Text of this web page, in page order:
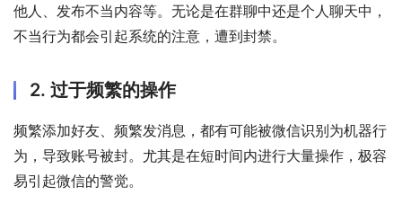
他人、发布不当内容等。无论是在群聊中还是个人聊天中，
不当行为都会引起系统的注意，遭到封禁。
2. 过于频繁的操作
频繁添加好友、频繁发消息，都有可能被微信识别为机器行
为，导致账号被封。尤其是在短时间内进行大量操作，极容
易引起微信的警觉。